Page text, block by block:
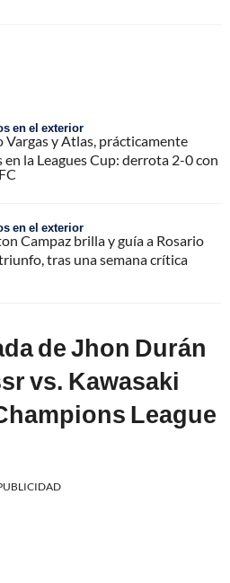
en el exterior
Vargas y Atlas, prácticamente
la Leagues Cup: derrota 2-0 con
en el exterior
Campaz brilla y guía a Rosario
tras una semana crítica
de Jhon Durán
vs. Kawasaki
League